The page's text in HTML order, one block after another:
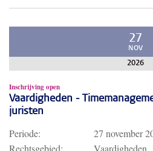
27
NOV
2026
Inschrijving open
Vaardigheden -
juristen
Periode:
27 november
Rechtsgebied:
Vaardigheden